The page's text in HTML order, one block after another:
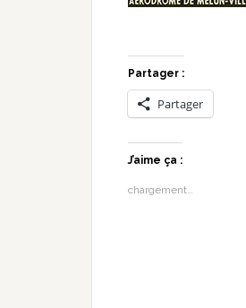
Partager :
Partager
J’aime ça :
chargement…